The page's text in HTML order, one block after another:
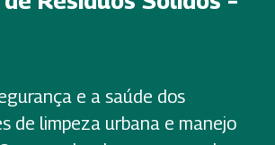
e a saúde dos
de limpeza urbana e manejo